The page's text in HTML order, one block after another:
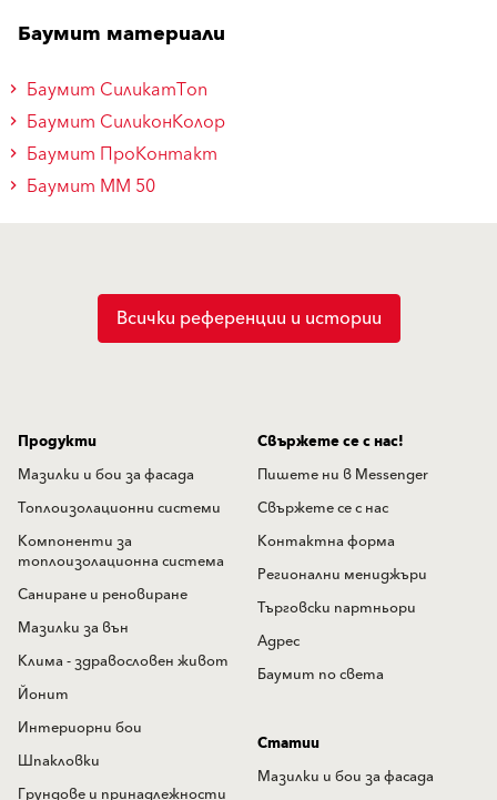
Баумит материали
Баумит СиликатТоп
Баумит СиликонКолор
Баумит ПроКонтакт
Баумит ММ 50
Всички референции и истории
Продукти
Мазилки и бои за фасада
Топлоизолационни системи
Компоненти за
топлоизолационна система
Саниране и реновиране
Мазилки за вън
Клима - здравословен живот
Йонит
Интериорни бои
Шпакловки
Грундове и принадлежности
Свържете се с нас!
Пишете ни в Messenger
Свържете се с нас
Контактна форма
Регионални мениджъри
Търговски партньори
Адрес
Баумит по света
Статии
Мазилки и бои за фасада